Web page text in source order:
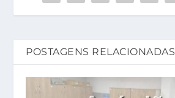
POSTAGENS RELACIONADAS